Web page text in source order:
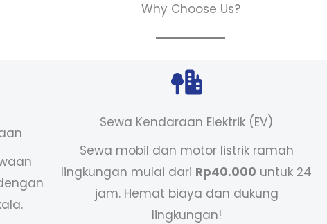
Why Choose Us?
Sewa Kendaraan Elektrik (EV)
Sewa mobil dan motor listrik ramah
lingkungan mulai dari Rp40.000 untuk 24
jam. Hemat biaya dan dukung
lingkungan!